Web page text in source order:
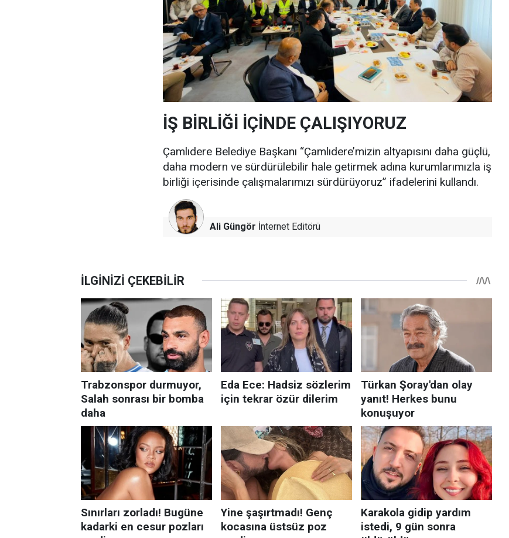
İŞ BİRLİĞİ İÇİNDE ÇALIŞIYORUZ
Çamlıdere Belediye Başkanı “Çamlıdere’mizin altyapısını daha güçlü,
daha modern ve sürdürülebilir hale getirmek adına kurumlarımızla iş
birliği içerisinde çalışmalarımızı sürdürüyoruz” ifadelerini kullandı.
Ali Güngör İnternet Editörü